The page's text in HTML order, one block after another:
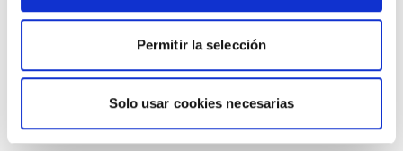
Permitir la selección
Solo usar cookies necesarias